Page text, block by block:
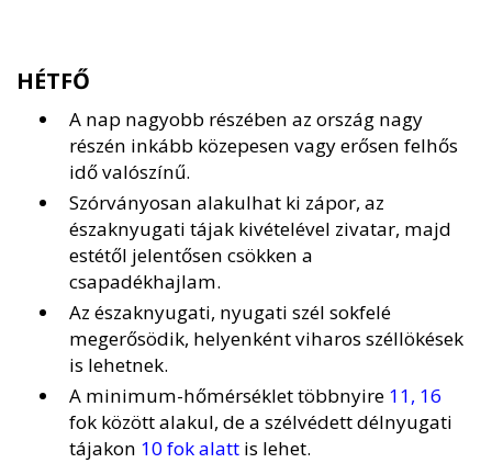
HÉTFŐ
A nap nagyobb részében az ország nagy
részén inkább közepesen vagy erősen felhős
idő valószínű.
Szórványosan alakulhat ki zápor, az
északnyugati tájak kivételével zivatar, majd
estétől jelentősen csökken a
csapadékhajlam.
Az északnyugati, nyugati szél sokfelé
megerősödik, helyenként viharos széllökések
is lehetnek.
A minimum-hőmérséklet többnyire 11, 16
fok között alakul, de a szélvédett délnyugati
tájakon 10 fok alatt is lehet.